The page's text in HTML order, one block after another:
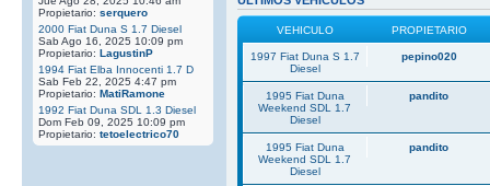
Propietario: serquero
2000 Fiat Duna S 1.7 Diesel
Sab Ago 16, 2025 10:09 pm
Propietario: LagustinP
1994 Fiat Elba Innocenti 1.7 D
Sab Feb 22, 2025 4:47 pm
Propietario: MatiRamone
1992 Fiat Duna SDL 1.3 Diesel
Dom Feb 09, 2025 10:09 pm
Propietario: tetoelectrico70
VEHICULO PROPIETARIO
1997 Fiat Duna S 1.7
Diesel
pepino020
1995 Fiat Duna
Weekend SDL 1.7
Diesel
pandito
1995 Fiat Duna
Weekend SDL 1.7
Diesel
pandito